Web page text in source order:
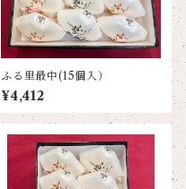
ふる里最中(15個入）
¥4,412